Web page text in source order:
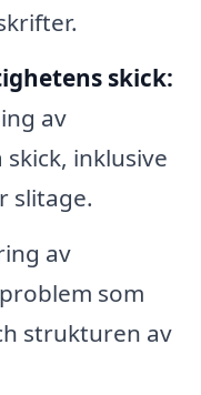
skick:
av
inklusive
slitage.
av
som
strukturen av